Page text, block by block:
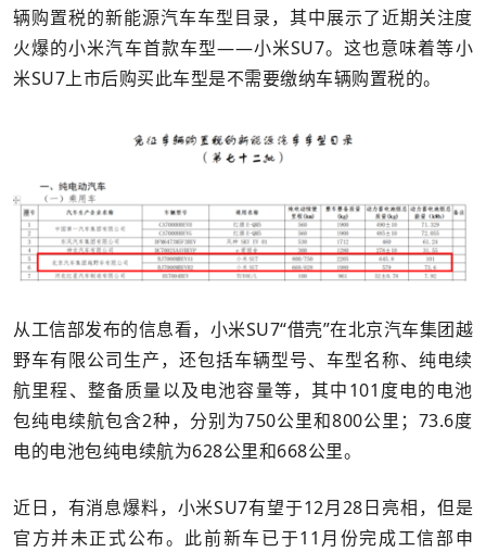
辆购置税的新能源汽车车型目录，其中展示了近期关注度
火爆的小米汽车首款车型——小米SU7。这也意味着等小
米SU7上市后购买此车型是不需要缴纳车辆购置税的。
从工信部发布的信息看，小米SU7“借壳”在北京汽车集团越
野车有限公司生产，还包括车辆型号、车型名称、纯电续
航里程、整备质量以及电池容量等，其中101度电的电池
包纯电续航包含2种，分别为750公里和800公里；73.6度
电的电池包纯电续航为628公里和668公里。
近日，有消息爆料，小米SU7有望于12月28日亮相，但是
官方并未正式公布。此前新车已于11月份完成工信部申